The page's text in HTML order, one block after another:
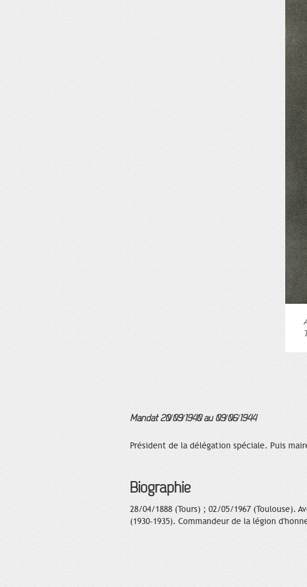
Mandat 20/09/1940 au 09/06/1944
Président de la délégation spéciale. Puis
Biographie
28/04/1888 (Tours) ; 02/05/1967 (Toulouse).
(1930-1935). Commandeur de la légion